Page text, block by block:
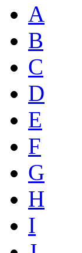
A
B
C
D
E
F
G
H
I